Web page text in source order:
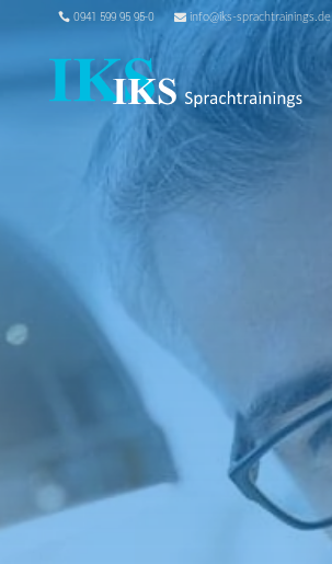
0941 599 95 95-0 info@iks-sprachtrainings.de